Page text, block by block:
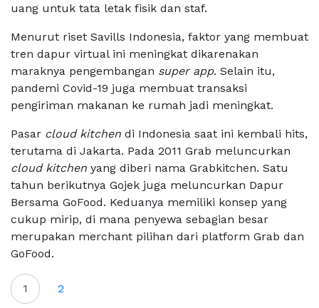
uang untuk tata letak fisik dan staf.
Menurut riset Savills Indonesia, faktor yang membuat
tren dapur virtual ini meningkat dikarenakan
maraknya pengembangan super app. Selain itu,
pandemi Covid-19 juga membuat transaksi
pengiriman makanan ke rumah jadi meningkat.
Pasar cloud kitchen di Indonesia saat ini kembali hits,
terutama di Jakarta. Pada 2011 Grab meluncurkan
cloud kitchen yang diberi nama Grabkitchen. Satu
tahun berikutnya Gojek juga meluncurkan Dapur
Bersama GoFood. Keduanya memiliki konsep yang
cukup mirip, di mana penyewa sebagian besar
merupakan merchant pilihan dari platform Grab dan
GoFood.
1 2